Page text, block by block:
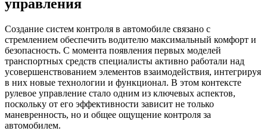
управления
Создание систем контроля в автомобиле связано с
стремлением обеспечить водителю максимальный комфорт и
безопасность. С момента появления первых моделей
транспортных средств специалисты активно работали над
усовершенствованием элементов взаимодействия, интегрируя
в них новые технологии и функционал. В этом контексте
рулевое управление стало одним из ключевых аспектов,
поскольку от его эффективности зависит не только
маневренность, но и общее ощущение контроля за
автомобилем.